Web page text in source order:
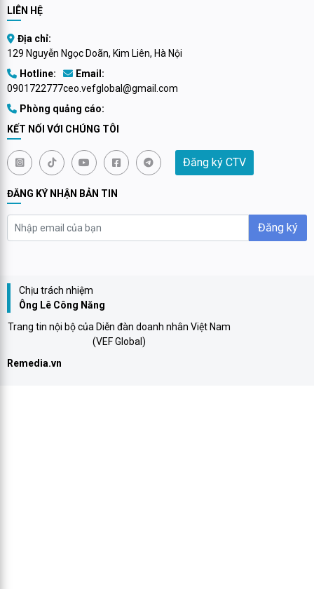
LIÊN HỆ
Địa chỉ:
129 Nguyễn Ngọc Doãn, Kim Liên, Hà Nội
Hotline:
0901722777
Email:
ceo.vefglobal@gmail.com
Phòng quảng cáo:
KẾT NỐI VỚI CHÚNG TÔI
Đăng ký CTV
ĐĂNG KÝ NHẬN BẢN TIN
Đăng ký
Chịu trách nhiệm
Ông Lê Công Năng
Trang tin nội bộ của Diễn đàn doanh nhân Việt Nam
(VEF Global)
Remedia.vn